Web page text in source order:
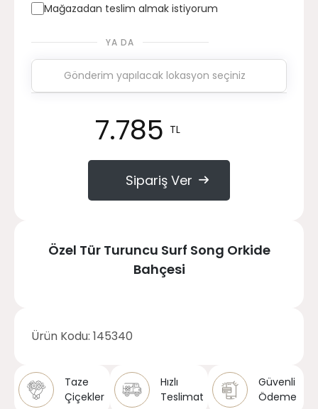
Mağazadan teslim almak istiyorum
YA DA
7.785 TL
Sipariş Ver
Özel Tür Turuncu Surf Song Orkide
Bahçesi
Ürün Kodu: 145340
Taze
Çiçekler
Hızlı
Teslimat
Güvenli
Ödeme